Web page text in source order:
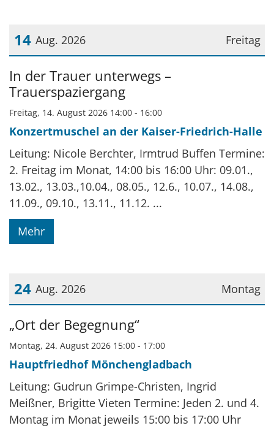
Freitag
14 Aug. 2026
Datum: 14. August 2026
In der Trauer unterwegs –
Trauerspaziergang
Freitag, 14. August 2026 14:00 - 16:00
Konzertmuschel an der Kaiser-Friedrich-Halle
Leitung: Nicole Berchter, Irmtrud Buffen Termine:
2. Freitag im Monat, 14:00 bis 16:00 Uhr: 09.01.,
13.02., 13.03.,10.04., 08.05., 12.6., 10.07., 14.08.,
11.09., 09.10., 13.11., 11.12. ...
Mehr
Montag
24 Aug. 2026
Datum: 24. August 2026
„Ort der Begegnung“
Montag, 24. August 2026 15:00 - 17:00
Hauptfriedhof Mönchengladbach
Leitung: Gudrun Grimpe-Christen, Ingrid
Meißner, Brigitte Vieten Termine: Jeden 2. und 4.
Montag im Monat jeweils 15:00 bis 17:00 Uhr